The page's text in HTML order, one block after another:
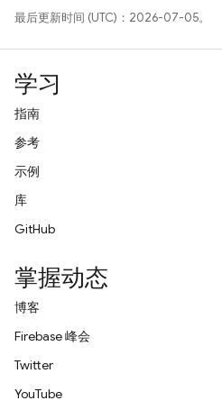
最后更新时间 (UTC)：2026-07-05。
学习
指南
参考
示例
库
GitHub
掌握动态
博客
Firebase 峰会
Twitter
YouTube